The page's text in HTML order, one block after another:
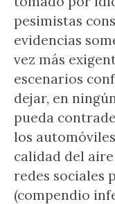
pesimistas
evidencias
vez más
escenarios
dejar, en
pueda
los
calidad del
redes sociales
(compendio